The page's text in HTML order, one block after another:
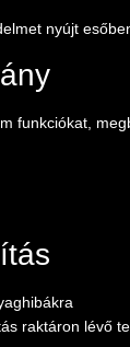
nyújt
funkciókat,
raktáron lévő